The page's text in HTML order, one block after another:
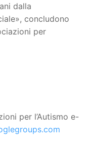
dalla
concludono
per
per l’Autismo e-